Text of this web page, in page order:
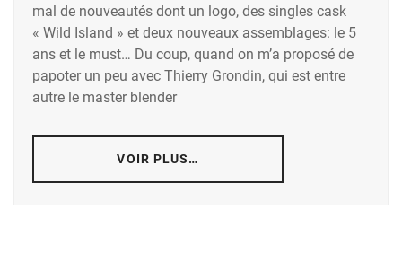
mal de nouveautés dont un logo, des singles cask
« Wild Island » et deux nouveaux assemblages: le 5
ans et le must… Du coup, quand on m’a proposé de
papoter un peu avec Thierry Grondin, qui est entre
autre le master blender
VOIR PLUS…